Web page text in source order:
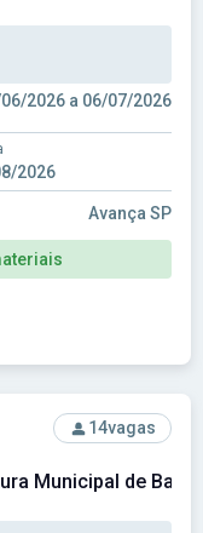
2026 a 06/07/2026
2026
Avança SP
SP - Prefeitura
14vagas
Municipal de